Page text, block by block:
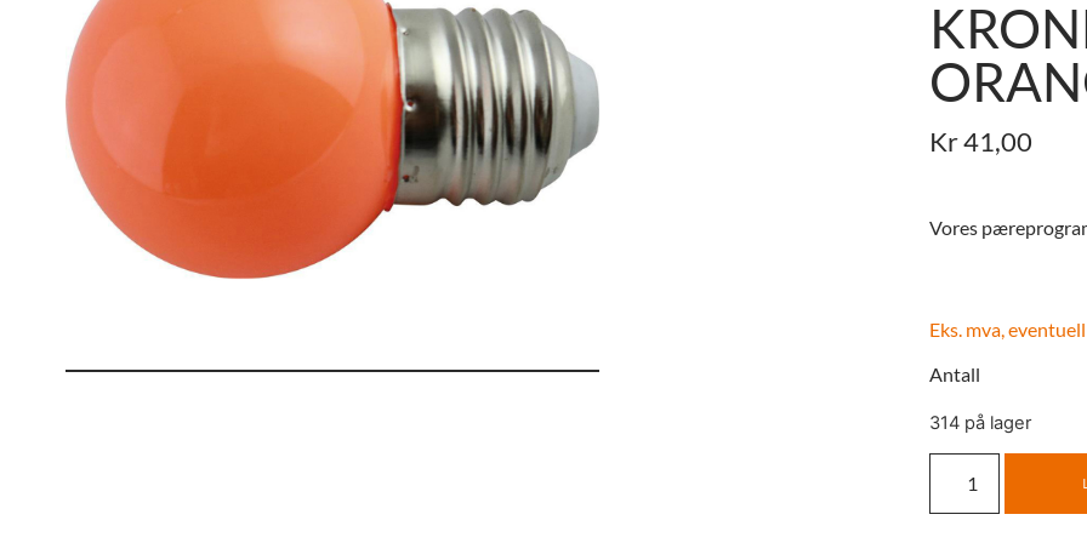
Kr41,00
Vores
Eks. mva,
Antall
314 på lager